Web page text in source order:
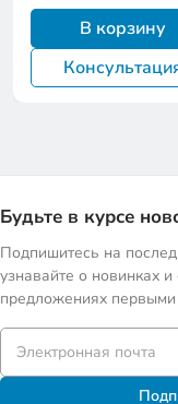
В корзину
Будьте в курсе
Подпишитесь на
узнавайте о новинках
предложениях первыми